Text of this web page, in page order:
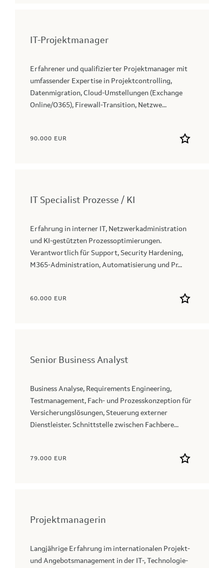
IT-Projektmanager
Erfahrener und qualifizierter Projektmanager mit
umfassender Expertise in Projektcontrolling,
Datenmigration, Cloud‑Umstellungen (Exchange
Online/O365), Firewall‑Transition, Netzwe...
90.000 EUR
IT Specialist Prozesse / KI
Erfahrung in interner IT, Netzwerkadministration
und KI-gestützten Prozessoptimierungen.
Verantwortlich für Support, Security Hardening,
M365-Administration, Automatisierung und Pr...
60.000 EUR
Senior Business Analyst
Business Analyse, Requirements Engineering,
Testmanagement, Fach- und Prozesskonzeption für
Versicherungslösungen, Steuerung externer
Dienstleister. Schnittstelle zwischen Fachbere...
79.000 EUR
Projektmanagerin
Langjährige Erfahrung im internationalen Projekt-
und Angebotsmanagement in der IT-, Technologie-